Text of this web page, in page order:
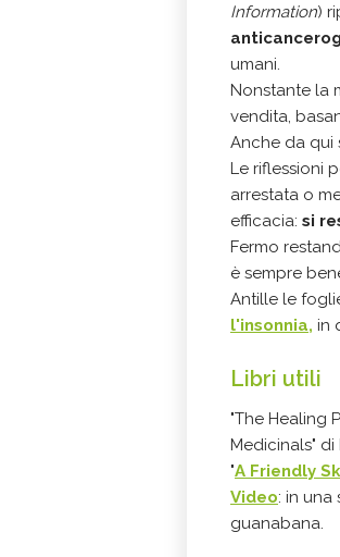
Information)
umani.
Nonstante la
vendita,
Anche da qui
Le riflessioni
arrestata o
efficacia: si
Fermo
è sempre
Antille le
l'insonnia, in
Libri utili
"The Healing
Medicinals" di
"A Friendly
Video: in
guanabana.